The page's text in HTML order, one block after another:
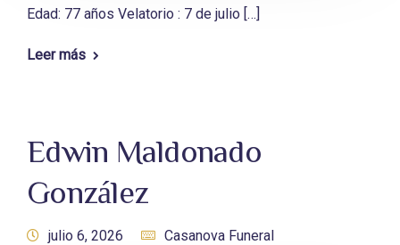
Edad: 77 años Velatorio : 7 de julio […]
Leer más
Edwin Maldonado
González
julio 6, 2026
Casanova Funeral